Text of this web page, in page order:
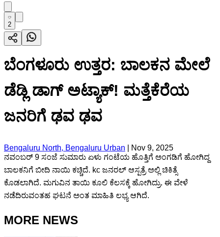
2
ಬೆಂಗಳೂರು ಉತ್ತರ: ಬಾಲಕನ ಮೇಲೆ
ಡೆಡ್ಲಿ ಡಾಗ್ ಅಟ್ಯಾಕ್! ಮತ್ತೆಕೆರೆಯ
ಜನರಿಗೆ ಢವ ಢವ
Bengaluru North, Bengaluru Urban
Nov 9, 2025
ನವಂಬರ್ 9 ಸಂಜೆ ಸುಮಾರು ಏಳು ಗಂಟೆಯ ಹೊತ್ತಿಗೆ ಅಂಗಡಿಗೆ ಹೋಗಿದ್ದ
ಬಾಲಕನಿಗೆ ಬೀದಿ ನಾಯಿ ಕಚ್ಚಿದೆ. kc ಜನರಲ್ ಆಸ್ಪತ್ರೆ ಅಲ್ಲಿ ಚಿಕಿತ್ಸೆ
ಕೊಡಲಾಗಿದೆ. ಮಗುವಿನ ತಾಯಿ ಕೂಲಿ ಕೆಲಸಕ್ಕೆ ಹೋಗಿದ್ರು. ಈ ವೇಳೆ
ನಡೆದಿರುವಂತಹ ಘಟನೆ ಅಂತ ಮಾಹಿತಿ ಲಭ್ಯ ಆಗಿದೆ.
MORE NEWS